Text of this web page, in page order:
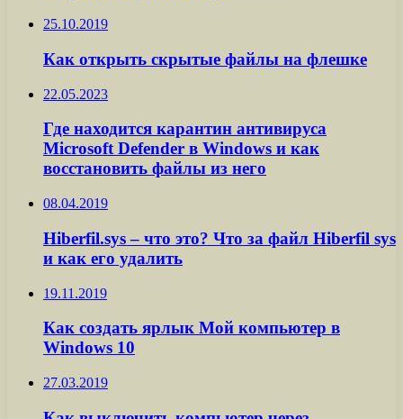
25.10.2019
Как открыть скрытые файлы на флешке
22.05.2023
Где находится карантин антивируса
Microsoft Defender в Windows и как
восстановить файлы из него
08.04.2019
Hiberfil.sys – что это? Что за файл Hiberfil sys
и как его удалить
19.11.2019
Как создать ярлык Мой компьютер в
Windows 10
27.03.2019